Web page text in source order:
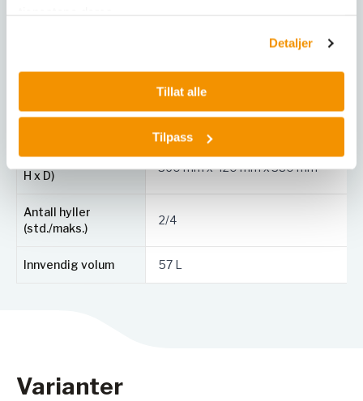
Detaljer
Tillat alle
Tilpass
(frekvens, effekt,
50/60 Hz, 1,05 kW, 4,6 A, fuse 6,3 A, 1~
Innvendige mål (B x
H x D)
360 mm x 420 mm x 380 mm
Antall hyller
(std./maks.)
2/4
Innvendig volum 57 L
Varianter